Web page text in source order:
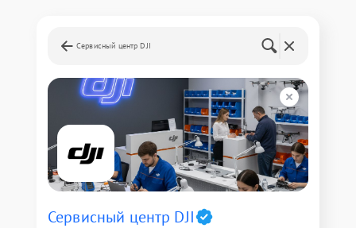
Сервисный центр DJI
Сервисный центр DJI